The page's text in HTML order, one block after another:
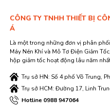
CÔNG TY TNHH THIẾT BỊ
Á
Là một trong những đơn vị phân
Máy Nén Khí và Mô Tơ Điện Giảm
hộp giảm tốc hoạt động lâu năm
Trụ sở HN: Số 4 phố Võ Trung,
Trụ sở HCM: Đường 17, Linh
Hotline 0988 947064